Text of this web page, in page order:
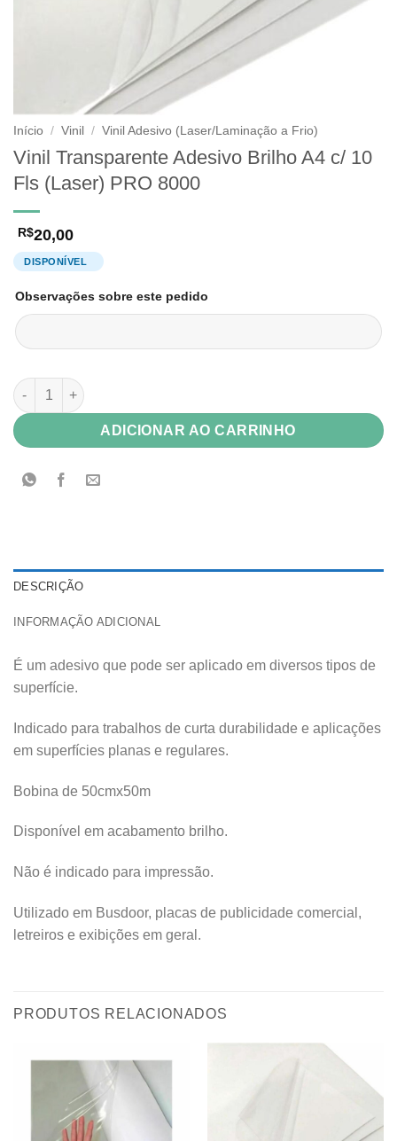
Início / Vinil / Vinil Adesivo (Laser/Laminação a Frio)
Vinil Transparente Adesivo Brilho A4 c/ 10
Fls (Laser) PRO 8000
R$20,00
Observações sobre este pedido
Vinil Transparente Adesivo Brilho A4 c/ 10 Fls (Laser) PRO
ADICIONAR AO CARRINHO
DESCRIÇÃO
INFORMAÇÃO ADICIONAL
É um adesivo que pode ser aplicado em diversos tipos de
superfície.
Indicado para trabalhos de curta durabilidade e aplicações
em superfícies planas e regulares.
Bobina de 50cmx50m
Disponível em acabamento brilho.
Não é indicado para impressão.
Utilizado em Busdoor, placas de publicidade comercial,
letreiros e exibições em geral.
PRODUTOS RELACIONADOS